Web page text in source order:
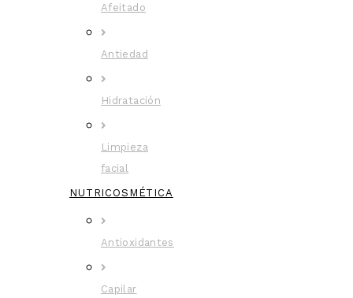
Afeitado
Antiedad
Hidratación
Limpieza
facial
NUTRICOSMÉTICA
Antioxidantes
Capilar